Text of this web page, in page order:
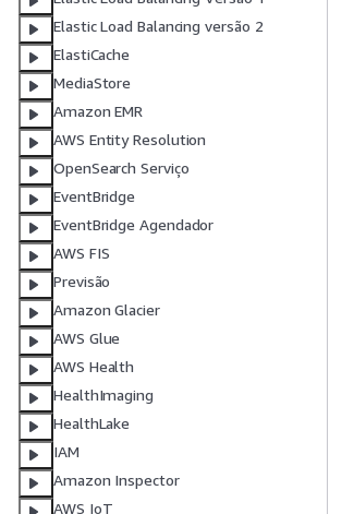
Elastic Load Balancing versão 2
ElastiCache
MediaStore
Amazon EMR
AWS Entity Resolution
OpenSearch Serviço
EventBridge
EventBridge Agendador
AWS FIS
Previsão
Amazon Glacier
AWS Glue
AWS Health
HealthImaging
HealthLake
IAM
Amazon Inspector
AWS IoT